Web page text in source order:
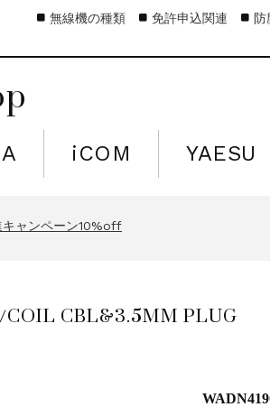
iCOM YAESU
無線機の種類 免許申込関連 防
機本体キャンペーン15%off
キャンペーン10%off
機本体キャンペーン15%off
CBL&3.5MM PLUG